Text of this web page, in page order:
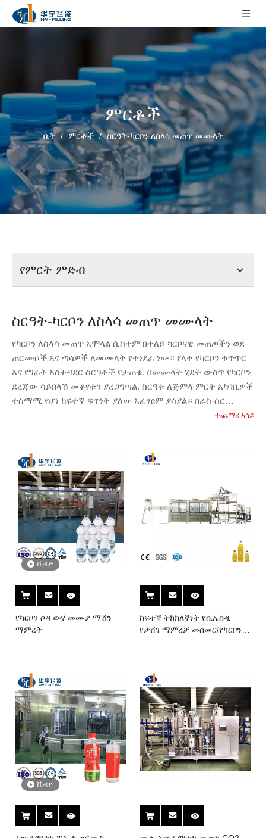
ምርቶች
ቤት / ምርቶች / ስርዓት-ካርቦን ለስላሳ መጠጥ መሙላት
የምርት ምድብ
ስርዓት-ካርቦን ለስላሳ መጠጥ መሙላት
የካርቦን ለስላሳ መጠጥ አሞላል ሲስተም በተለይ ካርቦናዊ መጠጦችን ወደ
ጠርሙሶች እና ጣሳዎች ለመሙላት የተነደፈ ነው። የላቀ የካርቦን ቁጥጥር
እና የግፊት አስተዳደር ስርዓቶች የታጠቁ, በመሙላት ሂደት ውስጥ የካርቦን
ደረጃው ሳይበላሽ መቆየቱን ያረጋግጣል. ስርዓቱ ለጅምላ ምርት አካባቢዎች
ተስማሚ የሆነ ከፍተኛ ፍጥነት ያለው አፈፃፀም ያሳያል። በራስ-ሰር
ችሎታዎች ፣ የመሙያ ስርዓቱ የሰዎችን ጣልቃገብነት ይቀንሳል እና የምርት
ነው።
ተጨማሪ አሳይ
ቪዲዮ
የካርቦን ሶዳ ውሃ መሙያ ማሽን
ማምረት
ከፍተኛ ትክክለኛነት የሲኤስዲ
የታሸገ ማምረቻ መስመር/የካርቦን
ቪዲዮ